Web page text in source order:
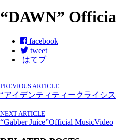
“DAWN”
facebook
tweet
はてブ
PREVIOUS ARTICLE
“アイデンティティークライシ
NEXT ARTICLE
“Gabber Juice”Official MusicVideo